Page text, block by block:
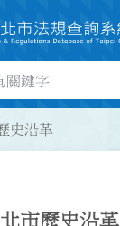
位
史沿革
市歷史沿革